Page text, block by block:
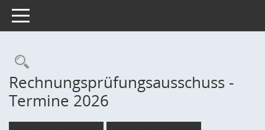
Toggle navigation
Rechercheauswahl
Rechnungsprüfungsausschuss -
Termine 2026